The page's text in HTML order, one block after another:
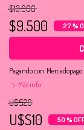
$13.000
$9.500 27 %
Pagando con: Mercadopago
Más info
U$S20
U$S10 50 %